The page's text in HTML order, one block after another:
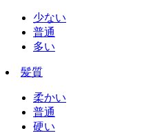
少ない
普通
多い
髪質
柔かい
普通
硬い